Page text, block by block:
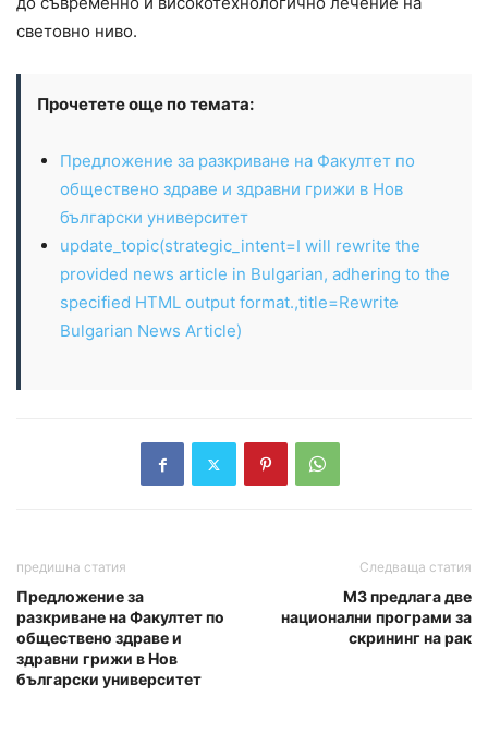
световно ниво.
Прочетете още по темата:
Предложение за разкриване на Факултет по
обществено здраве и здравни грижи в Нов
български университет
update_topic(strategic_intent=I will rewrite the
provided news article in Bulgarian, adhering to the
specified HTML output format.,title=Rewrite
Bulgarian News Article)
предишна статия
Предложение за
разкриване на Факултет по
обществено здраве и
здравни грижи в Нов
български университет
Следваща статия
МЗ предлага две
национални програми за
скрининг на рак